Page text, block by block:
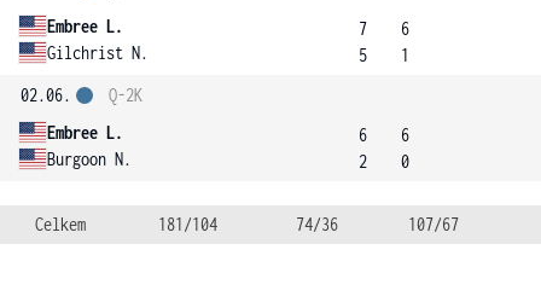
Embree L.
Gilchrist N.
7
5
6
1
02.06.
Embree L.
Burgoon N.
Q-2K
6
2
6
0
Celkem 181/104 74/36 107/67